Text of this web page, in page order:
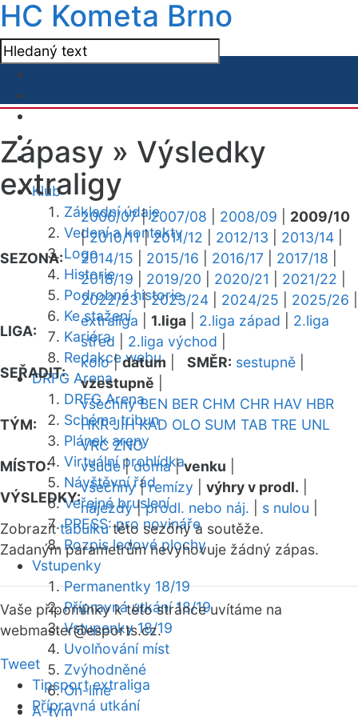
HC Kometa Brno
Klub
Základní údaje
Vedení a kontakty
Logo
Historie
Podrobná historie
Ke stažení
Kariéra
Redakce webu
DRFG Arena
DRFG Arena
Schéma tribun
Plánek areny
Virtuální prohlídka
Návštěvní řád
Veřejné bruslení
PRESS: pro novináře
Rozpis ledové plochy
Vstupenky
Permanentky 18/19
Přípravná utkání 18/19
Vstupenky 18/19
Uvolňování míst
Zvýhodněné
On-line
A-tým
Zápasy » Výsledky
extraligy
SEZONA:
2006/07|2007/08 2008/09
2009/10
|2010/11|2011/12 2012/13 2013/14
2014/15
2015/16 2016/17 2017/18
2018/19
2019/20 2020/21 2021/22
2022/23|2023/24 2024/25 2025/26
LIGA:
extraliga 1.liga 2.liga západ
2.liga
střed
2.liga východ
SEŘADIT:
kolo|datum SMĚR: sestupně
vzestupně
TÝM:
všechny BEN BER CHM CHR HAV HBR
HKR JIH KAD OLO SUM TAB TRE UNL
VRC ZNO
MÍSTO:
všude|doma|venku
VÝSLEDKY:
všechny|remízy výhry v prodl.
nájezdy|prodl. nebo náj. s nulou
Zobrazittabulkutéto sezóny a soutěže.
Zadaným parametrům nevyhovuje žádný zápas.
Vaše připomínky k této stránce uvítáme na
webmaster@esports.cz.
Tweet
Tipsport extraliga
Přípravná utkání